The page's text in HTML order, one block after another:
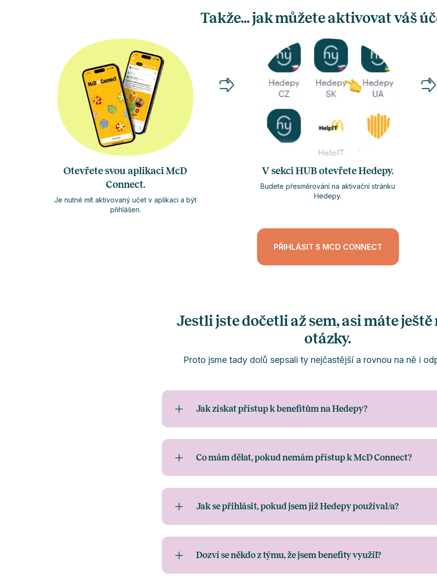
Takže... jak můžete aktivovat váš
Otevřete svou aplikaci McD
Connect.
Je nutné mít aktivovaný učet v aplikaci a být
přihlášen.
V sekci HUB otevřete Hedepy.
Budete přesměrování na aktivační stránku
Hedepy.
PŘIHLÁSIT S MCD CONNECT
Jestli jste dočetli až sem, asi máte ještě
otázky.
Proto jsme tady dolů sepsali ty nejčastější a rovnou na ně i
Jak získat přístup k benefitům na Hedepy?
Co mám dělat, pokud nemám přístup k McD Connect?
Jak se přihlásit, pokud jsem již Hedepy používal/a?
Dozví se někdo z týmu, že jsem benefity využil?